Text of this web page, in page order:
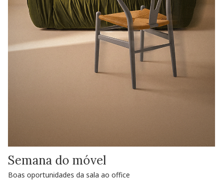
Semana do móvel
Boas oportunidades da sala ao office